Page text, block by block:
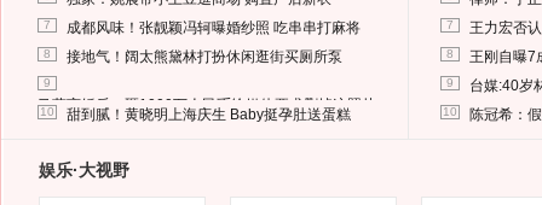
7 成都风味！张靓颖冯轲曝婚纱照 吃串串打麻将
8 接地气！阔太熊黛林打扮休闲逛街买厕所泵
9
马蓉离婚后，砸1000万人民币给媒体要求删掉这照片
10 甜到腻！黄晓明上海庆生 Baby挺孕肚送蛋糕
7 王力宏否
8 王刚自曝7
9 台媒:40岁
10 陈冠希：
娱乐·大视野